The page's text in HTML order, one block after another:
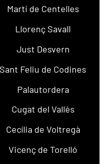
Martí de Centelles
Llorenç Savall
Just Desvern
Sant Feliu de Codines
Palautordera
Cugat del Vallès
Cecília de Voltregà
Vicenç de Torelló